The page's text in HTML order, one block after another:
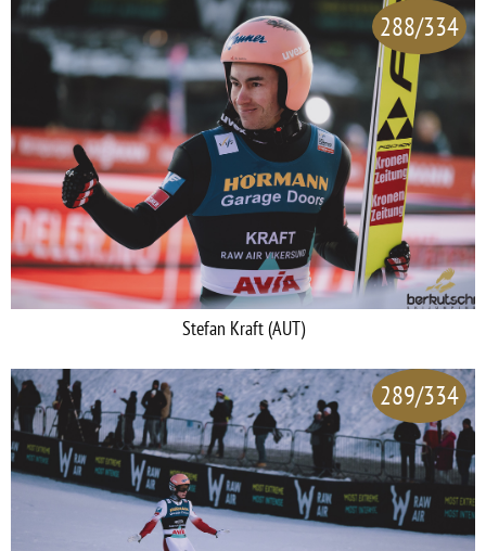
288/334
Stefan Kraft (AUT)
289/334